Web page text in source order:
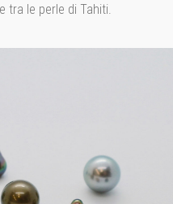
tra le perle di Tahiti.